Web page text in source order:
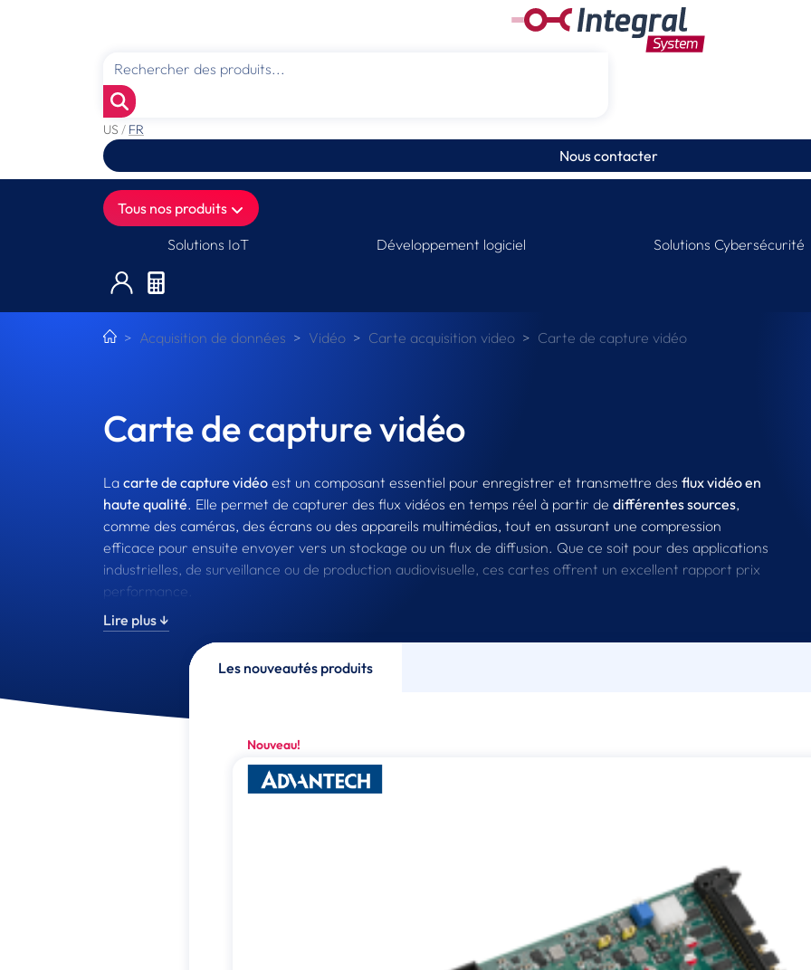
US / FR
Nous contacter
Tous nos produits
Solutions IoT Développement logiciel Solutions Cybersécurité
Acquisition de données Vidéo Carte acquisition video Carte de capture vidéo
Carte de capture vidéo
La carte de capture vidéo est un composant essentiel pour enregistrer et transmettre des flux vidéo en
haute qualité. Elle permet de capturer des flux vidéos en temps réel à partir de différentes sources,
comme des caméras, des écrans ou des appareils multimédias, tout en assurant une compression
efficace pour ensuite envoyer vers un stockage ou un flux de diffusion. Que ce soit pour des applications
industrielles, de surveillance ou de production audiovisuelle, ces cartes offrent un excellent rapport prix
performance.
Chez Integral System, nous proposons une large gamme de cartes de capture vidéo, disponibles aux
formats mPCIe et PCIe
marques reconnues, notammentAdvantech
Lire plus ↓
Les nouveautés produits
Nouveau!